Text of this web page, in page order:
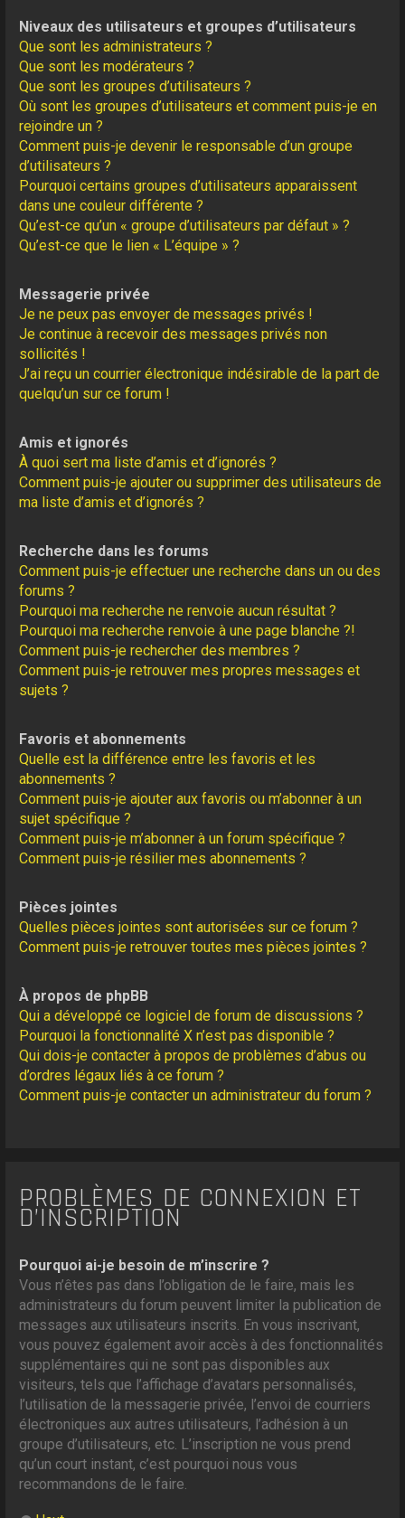
Niveaux des utilisateurs et groupes d’utilisateurs
Que sont les administrateurs ?
Que sont les modérateurs ?
Que sont les groupes d’utilisateurs ?
Où sont les groupes d’utilisateurs et comment puis-je en
rejoindre un ?
Comment puis-je devenir le responsable d’un groupe
d’utilisateurs ?
Pourquoi certains groupes d’utilisateurs apparaissent
dans une couleur différente ?
Qu’est-ce qu’un « groupe d’utilisateurs par défaut » ?
Qu’est-ce que le lien « L’équipe » ?
Messagerie privée
Je ne peux pas envoyer de messages privés !
Je continue à recevoir des messages privés non
sollicités !
J’ai reçu un courrier électronique indésirable de la part de
quelqu’un sur ce forum !
Amis et ignorés
À quoi sert ma liste d’amis et d’ignorés ?
Comment puis-je ajouter ou supprimer des utilisateurs de
ma liste d’amis et d’ignorés ?
Recherche dans les forums
Comment puis-je effectuer une recherche dans un ou des
forums ?
Pourquoi ma recherche ne renvoie aucun résultat ?
Pourquoi ma recherche renvoie à une page blanche ?!
Comment puis-je rechercher des membres ?
Comment puis-je retrouver mes propres messages et
sujets ?
Favoris et abonnements
Quelle est la différence entre les favoris et les
abonnements ?
Comment puis-je ajouter aux favoris ou m’abonner à un
sujet spécifique ?
Comment puis-je m’abonner à un forum spécifique ?
Comment puis-je résilier mes abonnements ?
Pièces jointes
Quelles pièces jointes sont autorisées sur ce forum ?
Comment puis-je retrouver toutes mes pièces jointes ?
À propos de phpBB
Qui a développé ce logiciel de forum de discussions ?
Pourquoi la fonctionnalité X n’est pas disponible ?
Qui dois-je contacter à propos de problèmes d’abus ou
d’ordres légaux liés à ce forum ?
Comment puis-je contacter un administrateur du forum ?
PROBLÈMES DE CONNEXION ET
D’INSCRIPTION
Pourquoi ai-je besoin de m’inscrire ?
Vous n’êtes pas dans l’obligation de le faire, mais les
administrateurs du forum peuvent limiter la publication de
messages aux utilisateurs inscrits. En vous inscrivant,
vous pouvez également avoir accès à des fonctionnalités
supplémentaires qui ne sont pas disponibles aux
visiteurs, tels que l’affichage d’avatars personnalisés,
l’utilisation de la messagerie privée, l’envoi de courriers
électroniques aux autres utilisateurs, l’adhésion à un
groupe d’utilisateurs, etc. L’inscription ne vous prend
qu’un court instant, c’est pourquoi nous vous
recommandons de le faire.